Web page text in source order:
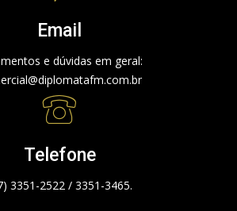
Email
e dúvidas em geral:
Telefone
3351-2522 / 3351-3465.